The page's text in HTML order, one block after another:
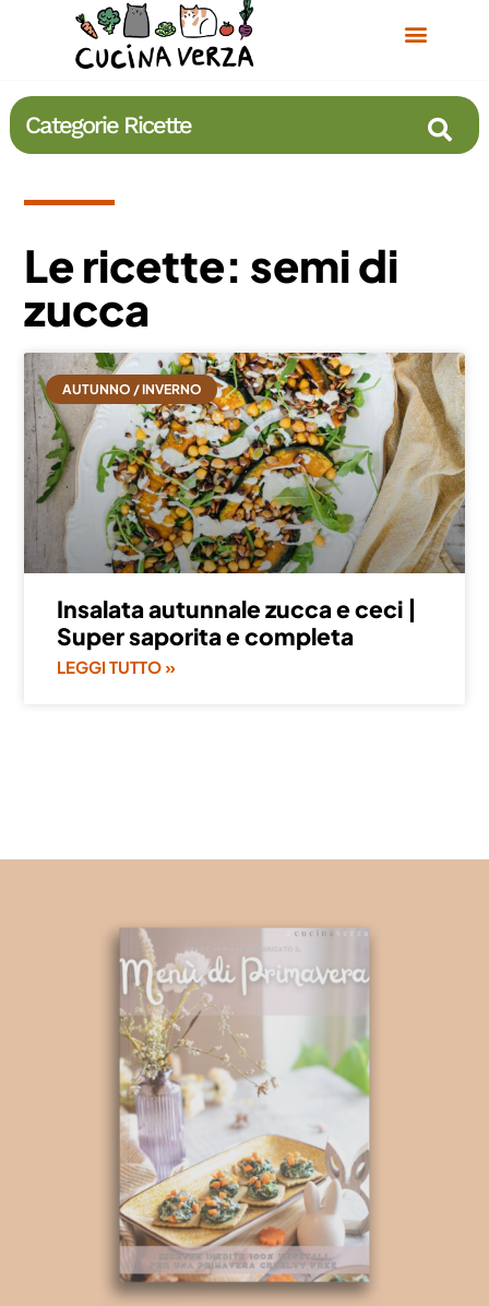
Categorie Ricette
Le ricette: semi di
zucca
AUTUNNO / INVERNO
Insalata autunnale zucca e ceci |
Super saporita e completa
LEGGI TUTTO »